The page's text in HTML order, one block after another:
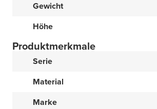
Gewicht
Höhe
Produktmerkmale
Serie
Material
Marke